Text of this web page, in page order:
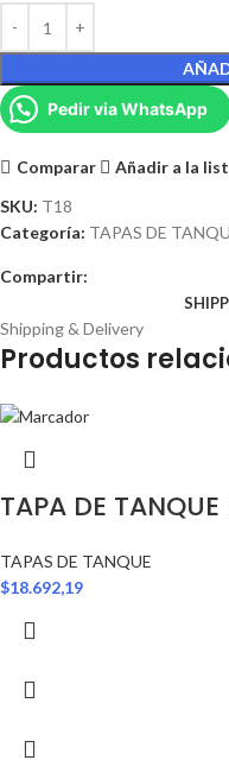
Pedir via WhatsApp
Comparar
Añadir a la
SKU: T18
Categoría: TAPAS DE
Compartir:
Shipping & Delivery
Productos
TAPA DE
TAPAS DE TANQUE
$18.692,19